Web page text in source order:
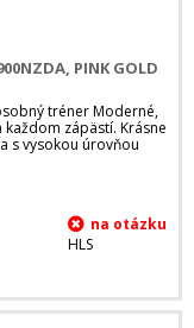
PINK GOLD
tréner Moderné,
zápästí. Krásne
s vysokou úrovňou
HLS